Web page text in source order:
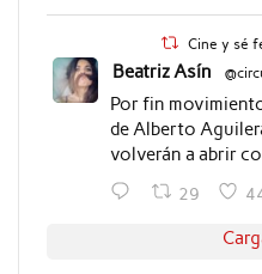
Cine y sé
Beatriz Asín
Por fin
de Alberto
volverán a abrir
29